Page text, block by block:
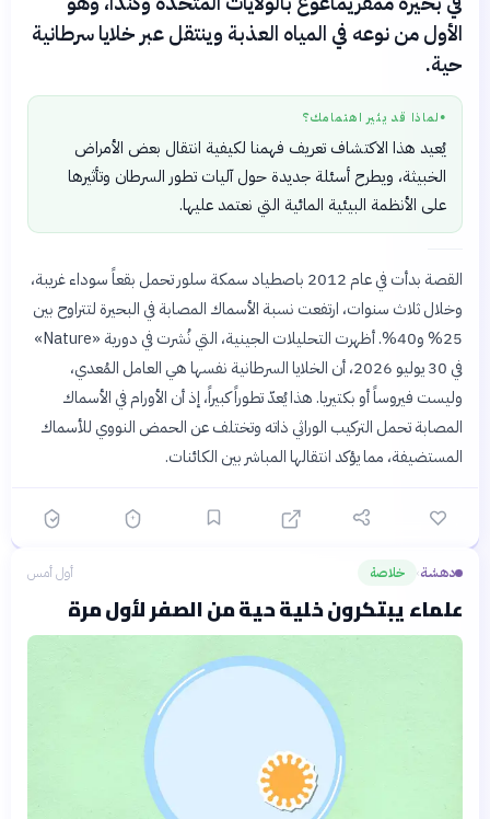
الأول من نوعه في المياه العذبة وينتقل عبر خلايا سرطانية
حية.
● لماذا قد يثير اهتمامك؟
يُعيد هذا الاكتشاف تعريف فهمنا لكيفية انتقال بعض الأمراض
الخبيثة، ويطرح أسئلة جديدة حول آليات تطور السرطان وتأثيرها
على الأنظمة البيئية المائية التي نعتمد عليها.
القصة بدأت في عام 2012 باصطياد سمكة سلور تحمل بقعاً سوداء غريبة،
وخلال ثلاث سنوات، ارتفعت نسبة الأسماك المصابة في البحيرة لتتراوح بين
25% و40%. أظهرت التحليلات الجينية، التي نُشرت في دورية «Nature»
في 30 يوليو 2026، أن الخلايا السرطانية نفسها هي العامل المُعدي،
وليست فيروساً أو بكتيريا. هذا يُعدّ تطوراً كبيراً، إذ أن الأورام في الأسماك
المصابة تحمل التركيب الوراثي ذاته وتختلف عن الحمض النووي للأسماك
المستضيفة، مما يؤكد انتقالها المباشر بين الكائنات.
دهشة› خلاصة أول أمس
علماء يبتكرون خلية حية من الصفر لأول مرة